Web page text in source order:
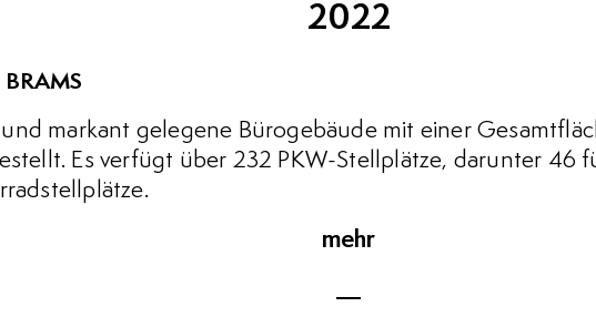
2022
markant gelegene Bürogebäude mit einer
Es verfügt über 232 PKW-Stellplätze, darunter 46
mehr